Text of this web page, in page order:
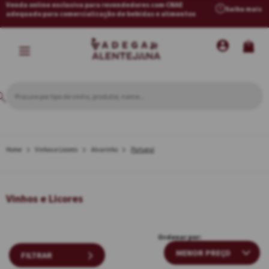
Venda online exclusiva para revendedores com CNAE
adequado para comercialização de bebidas e alimentos
Saiba mais
Vinhos e Licores Alvarinho Portugal
Vinhos e Licores
FILTRAR
Ordenar por: